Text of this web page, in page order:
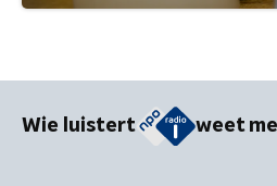
Wie luistert weet